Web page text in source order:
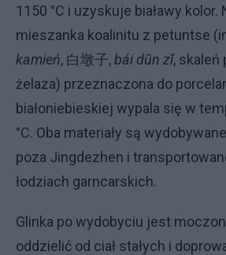
1150 °C i uzyskuje białawy kolor.
mieszanka koalinitu z petuntse
kamień, 白墩子,bái dūn zǐ, skaleń
żelaza) przeznaczona do
białoniebieskiej wypala się w
°C. Oba materiały są
poza Jingdezhen i
łodziach garncarskich.
Glinka po wydobyciu jest
oddzielić od ciał stałych i